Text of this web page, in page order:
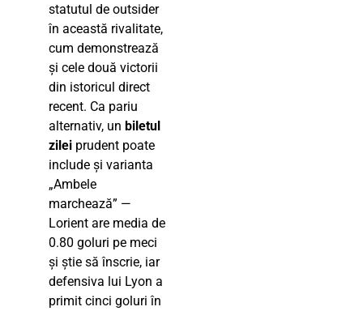
statutul de outsider
în această rivalitate,
cum demonstrează
și cele două victorii
din istoricul direct
recent. Ca pariu
alternativ, un biletul
zilei prudent poate
include și varianta
„Ambele
marchează” —
Lorient are media de
0.80 goluri pe meci
și știe să înscrie, iar
defensiva lui Lyon a
primit cinci goluri în